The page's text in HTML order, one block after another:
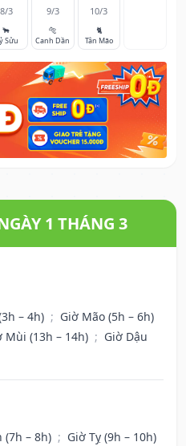
8/3
🐂
Sửu
9/3
🐅
Canh Dần
10/3
🐈
Tân Mão
1 THÁNG 3
– 4h) ; Giờ Mão (5h – 6h)
Mùi (13h – 14h) ; Giờ Dậu
(7h – 8h) ; Giờ Tỵ (9h – 10h)